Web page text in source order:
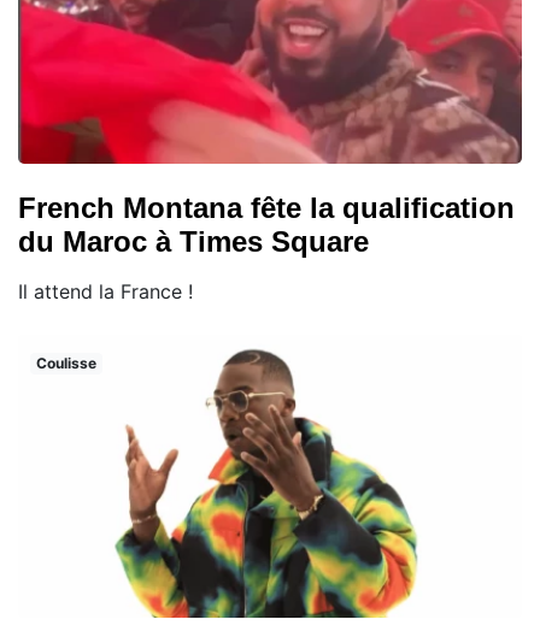
French Montana fête la qualification
du Maroc à Times Square
Il attend la France !
Coulisse